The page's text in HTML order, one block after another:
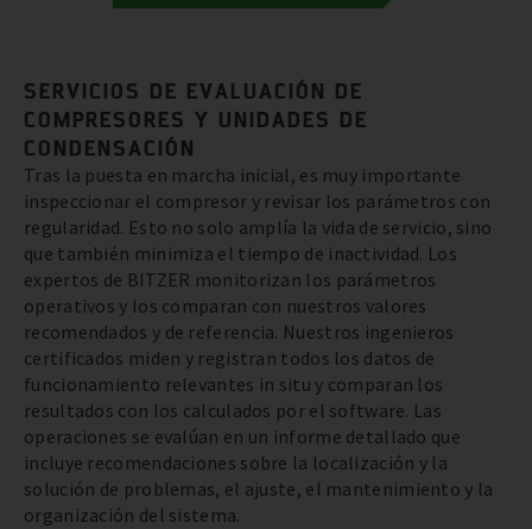
SERVICIOS DE EVALUACIÓN DE
COMPRESORES Y UNIDADES DE
CONDENSACIÓN
Tras la puesta en marcha inicial, es muy importante
inspeccionar el compresor y revisar los parámetros con
regularidad. Esto no solo amplía la vida de servicio, sino
que también minimiza el tiempo de inactividad. Los
expertos de BITZER monitorizan los parámetros
operativos y los comparan con nuestros valores
recomendados y de referencia. Nuestros ingenieros
certificados miden y registran todos los datos de
funcionamiento relevantes in situ y comparan los
resultados con los calculados por el software. Las
operaciones se evalúan en un informe detallado que
incluye recomendaciones sobre la localización y la
solución de problemas, el ajuste, el mantenimiento y la
organización del sistema.